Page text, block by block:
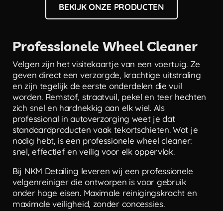
BEKIJK ONZE PRODUCTEN
Professionele Wheel Cleaner
Velgen zijn het visitekaartje van een voertuig. Ze
geven direct een verzorgde, krachtige uitstraling
en zijn tegelijk de eerste onderdelen die vuil
worden. Remstof, straatvuil, pekel en teer hechten
zich snel en hardnekkig aan elk wiel. Als
professional in autoverzorging weet je dat
standaardproducten vaak tekortschieten. Wat je
nodig hebt, is een professionele wheel cleaner:
snel, effectief en veilig voor elk oppervlak.
Bij NKM Detailing leveren wij een professionele
velgenreiniger die ontworpen is voor gebruik
onder hoge eisen. Maximale reinigingskracht en
maximale veiligheid, zonder concessies.